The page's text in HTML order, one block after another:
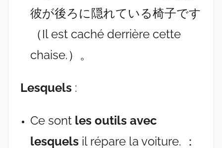
彼が後ろに隠れている椅子です
（Il est caché derrière cette
chaise.）。
Lesquels :
Ce sont les outils avec
lesquels il répare la voiture. ：